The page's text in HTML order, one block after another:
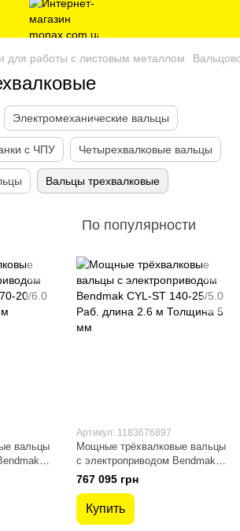
для работы с листовым металлом
Электромеханические вальцы
с ЧПУ Четырехвалковые вальцы
Вальцы трехвалковые
По популярности
вальцы
Артикул: 1183676897
Мощные трёхвалковые вальцы
с электроприводом Bendmak
CYL-ST 140-25/5.0 Раб. длина
2.6 м Толщина 5 мм
767 095 грн
Купить